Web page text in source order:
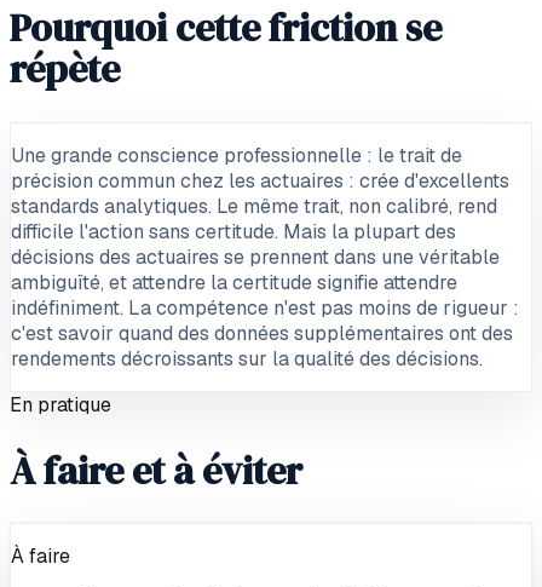
Pourquoi cette friction se
répète
Une grande conscience professionnelle : le trait de
précision commun chez les actuaires : crée d'excellents
standards analytiques. Le même trait, non calibré, rend
difficile l'action sans certitude. Mais la plupart des
décisions des actuaires se prennent dans une véritable
ambiguïté, et attendre la certitude signifie attendre
indéfiniment. La compétence n'est pas moins de rigueur :
c'est savoir quand des données supplémentaires ont des
rendements décroissants sur la qualité des décisions.
En pratique
À faire et à éviter
À faire